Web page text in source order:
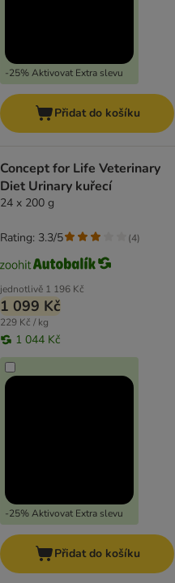
-25% Aktivovat Extra slevu
Přidat do košíku
Concept for Life Veterinary
Diet Urinary kuřecí
24 x 200 g
jednotlivě 1 196 Kč
1 099 Kč
229 Kč / kg
1 044 Kč
-25% Aktivovat Extra slevu
Rating: 3.3/5 (4)
Přidat do košíku